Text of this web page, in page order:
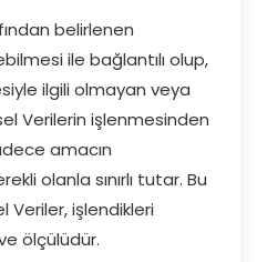
belirlenen
ile bağlantılı olup,
ilgili olmayan veya
Verilerin işlenmesinden
amacın
olanla sınırlı tutar. Bu
Veriler, işlendikleri
ölçülüdür.